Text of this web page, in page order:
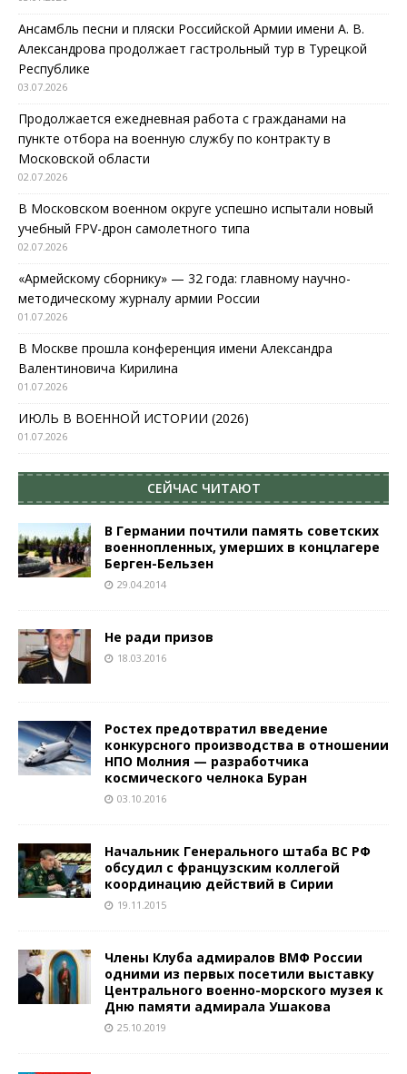
Ансамбль песни и пляски Российской Армии имени А. В.
Александрова продолжает гастрольный тур в Турецкой
Республике
03.07.2026
Продолжается ежедневная работа с гражданами на
пункте отбора на военную службу по контракту в
Московской области
02.07.2026
В Московском военном округе успешно испытали новый
учебный FPV-дрон самолетного типа
02.07.2026
«Армейскому сборнику» — 32 года: главному научно-
методическому журналу армии России
01.07.2026
В Москве прошла конференция имени Александра
Валентиновича Кирилина
01.07.2026
ИЮЛЬ В ВОЕННОЙ ИСТОРИИ (2026)
01.07.2026
СЕЙЧАС ЧИТАЮТ
В Германии почтили память советских
военнопленных, умерших в концлагере
Берген-Бельзен
29.04.2014
Не ради призов
18.03.2016
Ростех предотвратил введение
конкурсного производства в отношении
НПО Молния — разработчика
космического челнока Буран
03.10.2016
Начальник Генерального штаба ВС РФ
обсудил с французским коллегой
координацию действий в Сирии
19.11.2015
Члены Клуба адмиралов ВМФ России
одними из первых посетили выставку
Центрального военно-морского музея к
Дню памяти адмирала Ушакова
25.10.2019